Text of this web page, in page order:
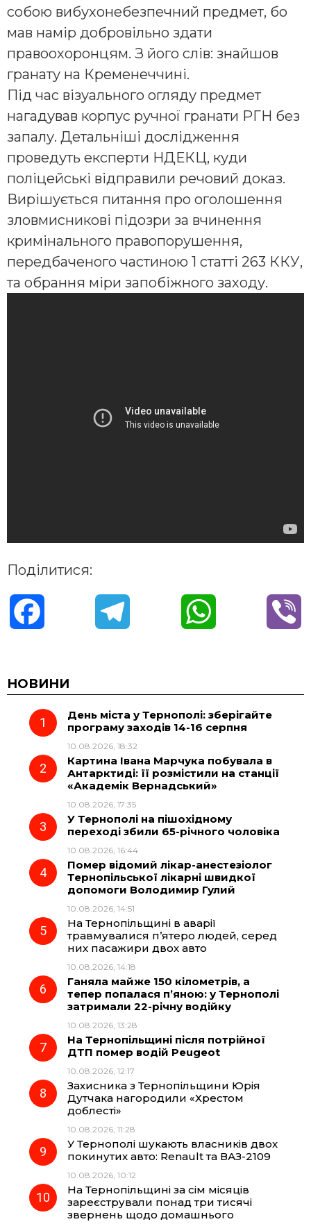
собою вибухонебезпечний предмет, бо
мав намір добровільно здати
правоохоронцям. З його слів: знайшов
гранату на Кременеччині.
Під час візуального огляду предмет
нагадував корпус ручної гранати РГН без
запалу. Детальніші дослідження
проведуть експерти НДЕКЦ, куди
поліцейські відправили речовий доказ.
Вирішується питання про оголошення
зловмисникові підозри за вчинення
кримінального правопорушення,
передбаченого частиною 1 статті 263 ККУ,
та обрання міри запобіжного заходу.
Поділитися:
c
e
o
o
e
g
r
a
m
t
A
p
НОВИНИ
День міста у Тернополі: зберігайте
програму заходів 14-16 серпня
10.08.2026, 18:32
Картина Івана Марчука побувала в
Антарктиді: її розмістили на станції
«Академік Вернадський»
10.08.2026, 17:35
У Тернополі на пішохідному
переході збили 65-річного чоловіка
10.08.2026, 16:44
Помер відомий лікар-анестезіолог
Тернопільської лікарні швидкої
допомоги Володимир Гулий
10.08.2026, 14:51
На Тернопільщині в аварії
травмувалися п’ятеро людей, серед
них пасажири двох авто
10.08.2026, 14:18
Ганяла майже 150 кілометрів, а
тепер попалася п’яною: у Тернополі
затримали 22-річну водійку
10.08.2026, 13:28
На Тернопільщині після потрійної
ДТП помер водій Peugeot
10.08.2026, 12:17
Захисника з Тернопільщини Юрія
Дутчака нагородили «Хрестом
доблесті»
10.08.2026, 11:28
У Тернополі шукають власників двох
покинутих авто: Renault та ВАЗ-2109
10.08.2026, 10:12
На Тернопільщині за сім місяців
зареєстрували понад три тисячі
звернень щодо домашнього